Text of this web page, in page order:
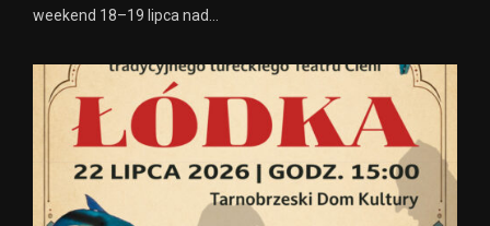
weekend 18–19 lipca nad...